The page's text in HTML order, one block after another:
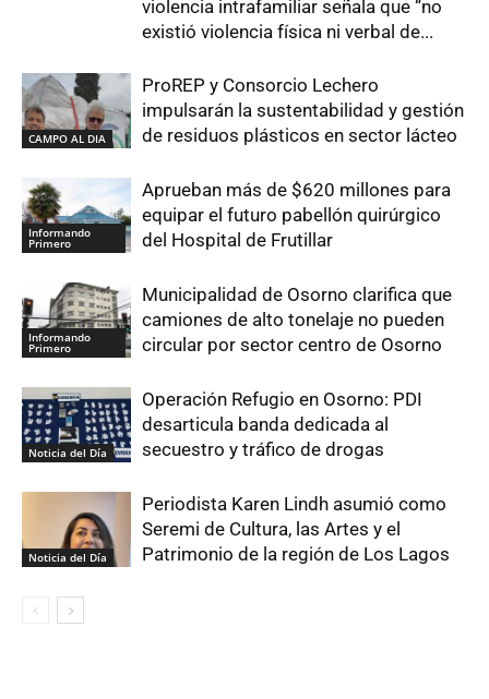
violencia intrafamiliar señala que “no
existió violencia física ni verbal de...
CAMPO AL DIA
ProREP y Consorcio Lechero
impulsarán la sustentabilidad y gestión
de residuos plásticos en sector lácteo
Informando
Primero
Aprueban más de $620 millones para
equipar el futuro pabellón quirúrgico
del Hospital de Frutillar
Informando
Primero
Municipalidad de Osorno clarifica que
camiones de alto tonelaje no pueden
circular por sector centro de Osorno
Noticia del Día
Operación Refugio en Osorno: PDI
desarticula banda dedicada al
secuestro y tráfico de drogas
Noticia del Día
Periodista Karen Lindh asumió como
Seremi de Cultura, las Artes y el
Patrimonio de la región de Los Lagos